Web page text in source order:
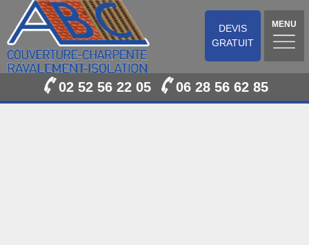
DEVIS
GRATUIT
MENU
02 52 56 22 05 06 28 56 62 85